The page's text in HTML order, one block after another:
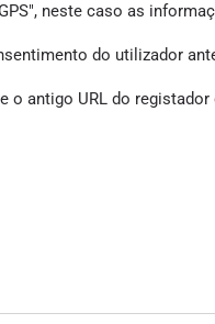
neste caso as
do utilizador
antigo URL do registador